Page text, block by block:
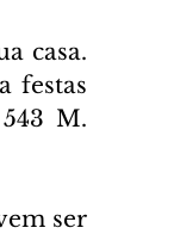
casa.
festas
M.
ser